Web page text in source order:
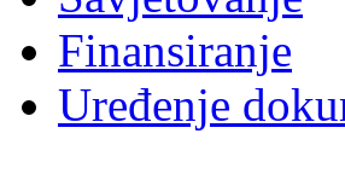
Finansiranje
Uređenje